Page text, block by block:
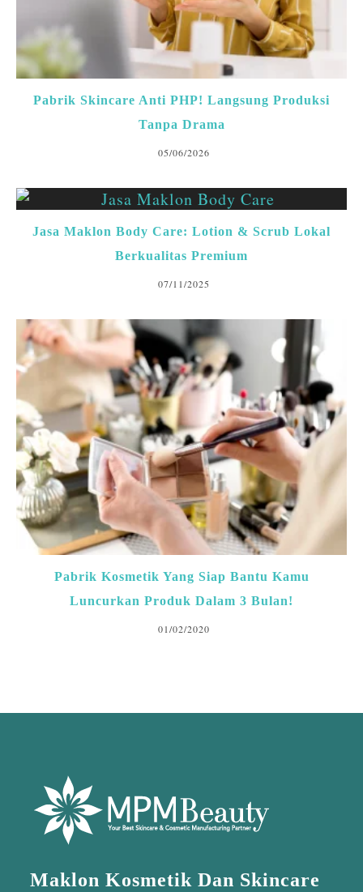
Pabrik Skincare Anti PHP! Langsung Produksi
Tanpa Drama
05/06/2026
Jasa Maklon Body Care: Lotion & Scrub Lokal
Berkualitas Premium
07/11/2025
Pabrik Kosmetik Yang Siap Bantu Kamu
Luncurkan Produk Dalam 3 Bulan!
01/02/2020
Maklon Kosmetik Dan Skincare